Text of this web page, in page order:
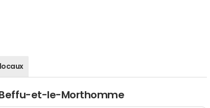
Beffu-et-le-Morthomme